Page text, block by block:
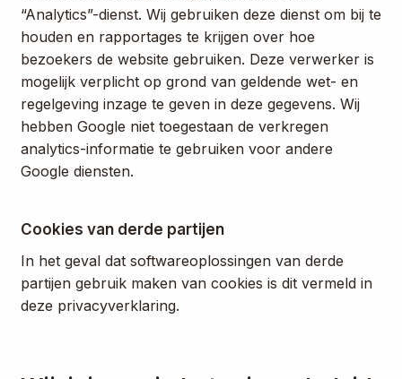
“Analytics”-dienst. Wij gebruiken deze dienst om bij te
houden en rapportages te krijgen over hoe
bezoekers de website gebruiken. Deze verwerker is
mogelijk verplicht op grond van geldende wet- en
regelgeving inzage te geven in deze gegevens. Wij
hebben Google niet toegestaan de verkregen
analytics-informatie te gebruiken voor andere
Google diensten.
Cookies van derde partijen
In het geval dat softwareoplossingen van derde
partijen gebruik maken van cookies is dit vermeld in
deze privacyverklaring.